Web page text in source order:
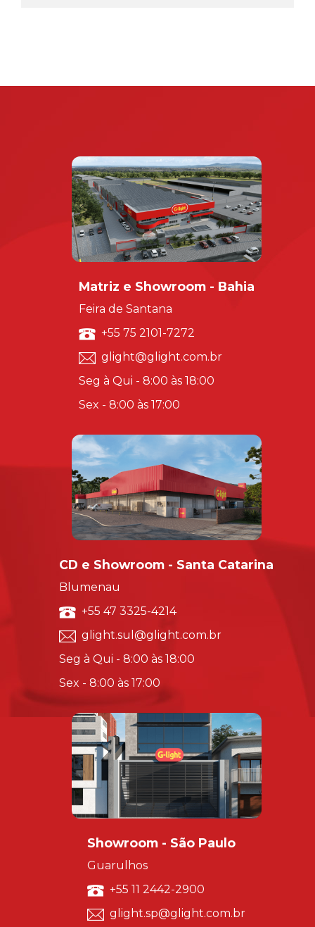
Matriz e Showroom - Bahia
Feira de Santana
+55 75 2101-7272
glight@glight.com.br
Seg à Qui - 8:00 às 18:00
Sex - 8:00 às 17:00
CD e Showroom - Santa Catarina
Blumenau
+55 47 3325-4214
glight.sul@glight.com.br
Seg à Qui - 8:00 às 18:00
Sex - 8:00 às 17:00
Showroom - São Paulo
Guarulhos
+55 11 2442-2900
glight.sp@glight.com.br